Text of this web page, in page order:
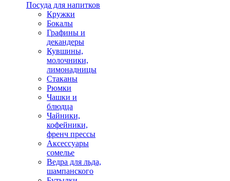
Посуда для напитков
Кружки
Бокалы
Графины и
декандеры
Кувшины,
молочники,
лимонадницы
Стаканы
Рюмки
Чашки и
блюдца
Чайники,
кофейники,
френч прессы
Аксессуары
сомелье
Ведра для льда,
шампанского